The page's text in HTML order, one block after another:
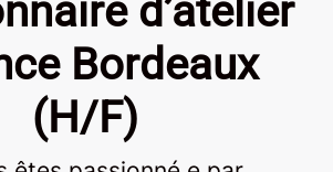
d’atelier
Bordeaux
(H/F)